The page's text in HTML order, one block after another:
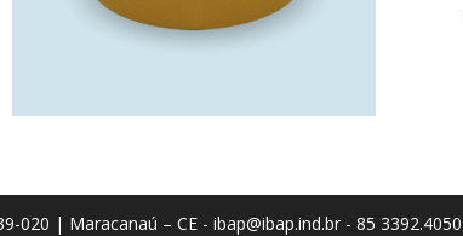
020 | Maracanaú – CE - ibap@ibap.ind.br - 85 3392.4050